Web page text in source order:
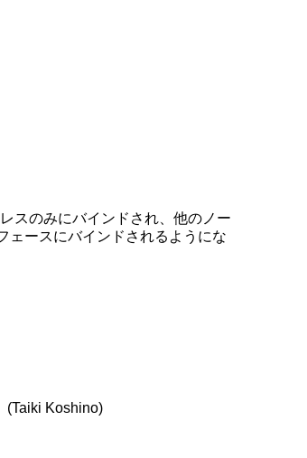
スのみにバインドされ、他のノー
ェースにバインドされるようにな
(Taiki Koshino)